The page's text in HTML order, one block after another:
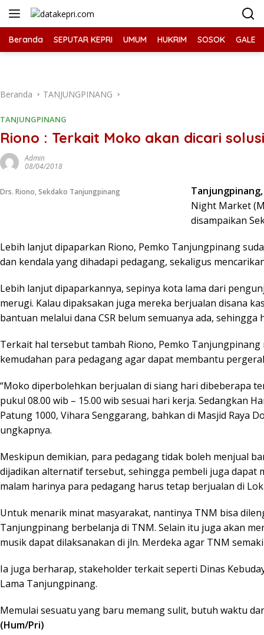
Langsung
Beranda SEPUTAR KEPRI UMUM HUKRIM SOSOK
Beranda TANJUNGPINANG
TANJUNGPINANG
Riono : Terkait Moko akan dicari
Admin
08/04/2018
Drs. Riono, Sekdako Tanjungpinang
Tanjungpinang,
Night Market
disampaikan
Lebih lanjut dipaparkan Riono, Pemko Tanjungpinang
dan kendala yang dihadapi pedagang, sekaligus
Lebih lanjut dipaparkannya, sepinya kota lama dari
merugi. Kalau dipaksakan juga mereka berjualan disana
bantuan melalui dana CSR belum semuanya ada,
Terkait hal tersebut tambah Riono, Pemko
kemudahan para pedagang agar dapat membantu
“Moko diperbolehkan berjualan di siang hari dibeberapa
pukul 08.00 wib – 15.00 wib sesuai hari kerja. Sedangkan
Patung 1000, Vihara Senggarang, bahkan di Masjid Raya
ungkapnya.
Meskipun demikian, para pedagang tidak boleh menjual
dijadikan alternatif tersebut, sehingga pembeli juga dapat
malam harinya para pedagang harus tetap berjualan di
Untuk menarik minat masyarakat, nantinya TNM bisa
Tanjungpinang berbelanja di TNM. Selain itu juga akan
musik dapat dilaksanakan di jln. Merdeka agar TNM
Ia juga berharap, stakeholder terkait seperti Dinas
Lama Tanjungpinang.
Memulai sesuatu yang baru memang sulit, butuh waktu
(Hum/Pri)